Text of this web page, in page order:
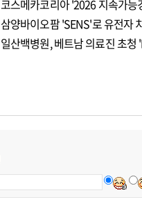
코스메카코리아 '2026 지속가
삼양바이오팜 'SENS'로 유전자
일산백병원, 베트남 의료진 초